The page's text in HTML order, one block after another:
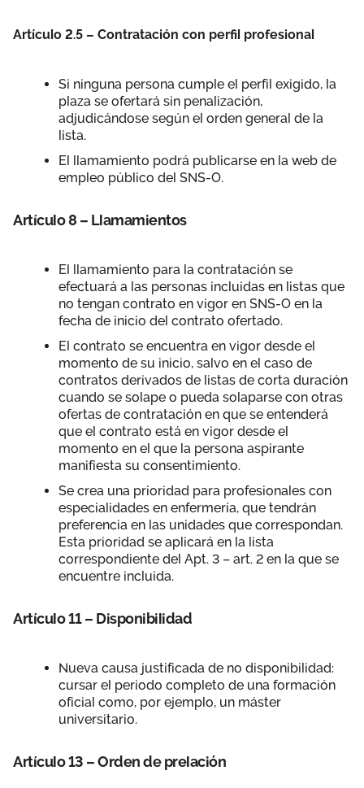
Artículo 2.5 – Contratación con perfil profesional
Si ninguna persona cumple el perfil exigido, la
plaza se ofertará sin penalización,
adjudicándose según el orden general de la
lista.
El llamamiento podrá publicarse en la web de
empleo público del SNS-O.
Artículo 8 – Llamamientos
El llamamiento para la contratación se
efectuará a las personas incluidas en listas que
no tengan contrato en vigor en SNS-O en la
fecha de inicio del contrato ofertado.
El contrato se encuentra en vigor desde el
momento de su inicio, salvo en el caso de
contratos derivados de listas de corta duración
cuando se solape o pueda solaparse con otras
ofertas de contratación en que se entenderá
que el contrato está en vigor desde el
momento en el que la persona aspirante
manifiesta su consentimiento.
Se crea una prioridad para profesionales con
especialidades en enfermería, que tendrán
preferencia en las unidades que correspondan.
Esta prioridad se aplicará en la lista
correspondiente del Apt. 3 – art. 2 en la que se
encuentre incluida.
Artículo 11 – Disponibilidad
Nueva causa justificada de no disponibilidad:
cursar el periodo completo de una formación
oficial como, por ejemplo, un máster
universitario.
Artículo 13 – Orden de prelación